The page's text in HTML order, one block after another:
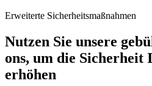
Erweiterte Sicherheitsmaßnahmen
Nutzen Sie unsere
ons, um die Sicherheit
erhöhen